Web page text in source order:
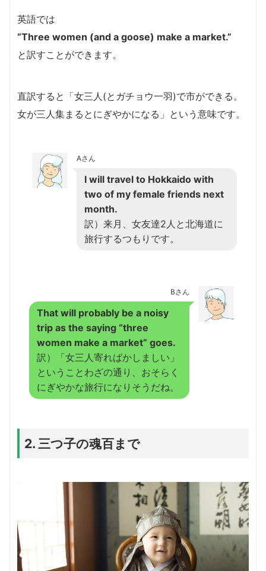
英語では
“Three women (and a goose) make a market.”
と訳すことができます。
直訳すると「女三人(とガチョウ一羽)で市ができる。
女が三人集まるとにぎやかになる」という意味です。
Aさん
I will travel to Hokkaido with
two of my female friends next
month.
訳）来月、女友達2人と北海道に
旅行するつもりです。
Bさん
That will probably be a noisy
trip as the saying “three
women make a market” goes.
訳）「女三人寄ればかしましい」
ということわざの通り、おそらく
にぎやかな旅行になりそうだね。
2. 三つ子の魂百まで